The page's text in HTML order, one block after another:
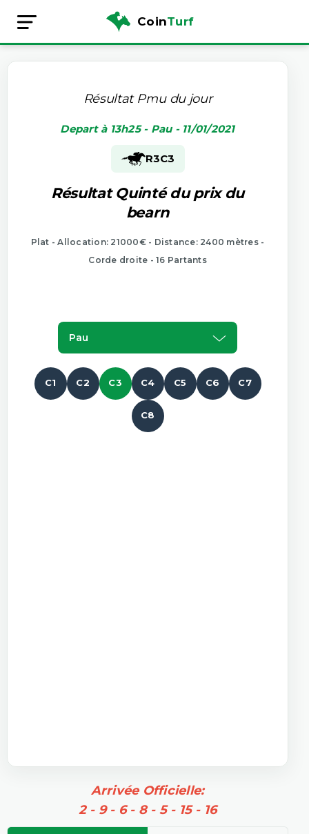
CoinTurf
Résultat Pmu du jour
Depart à 13h25 - Pau - 11/01/2021
R3C3
Résultat Quinté du prix du
bearn
Plat - Allocation: 21000€ - Distance: 2400 mètres -
Corde droite - 16 Partants
Pau
C1 C2 C3 C4 C5 C6 C7
C8
Arrivée Officielle:
2 - 9 - 6 - 8 - 5 - 15 - 16